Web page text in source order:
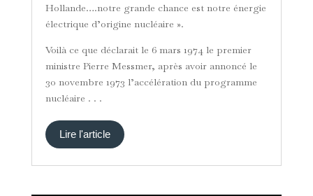
Hollande….notre grande chance est notre énergie
électrique d’origine nucléaire ».
Voilà ce que déclarait le 6 mars 1974 le premier
ministre Pierre Messmer, après avoir annoncé le
30 novembre 1973 l’accélération du programme
nucléaire . . .
Lire l'article